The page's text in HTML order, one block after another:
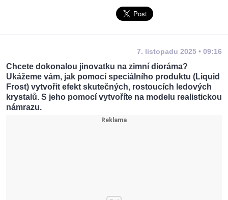
7. listopadu 2025 • 09:16
Chcete dokonalou jinovatku na zimní dioráma?
Ukážeme vám, jak pomocí speciálního produktu (Liquid
Frost) vytvořit efekt skutečných, rostoucích ledových
krystalů. S jeho pomocí vytvoříte na modelu realistickou
námrazu.